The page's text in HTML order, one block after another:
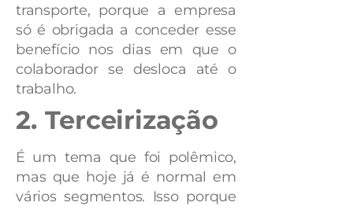
transporte, porque a empresa
só é obrigada a conceder esse
benefício nos dias em que o
colaborador se desloca até o
trabalho.
2. Terceirização
É um tema que foi polêmico,
mas que hoje já é normal em
vários segmentos. Isso porque